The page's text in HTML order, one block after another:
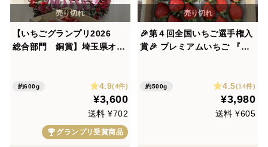
【いちごグランプリ2026
総合部門 銅賞】埼玉県オリ
約600g 4.9(4件)
¥3,600
送料 ¥702
グランプリ受賞商品
🎉第４回全国いちご選手権入
賞🎉 プレミアムいちご 『べ
比べセット 6粒、8粒、9粒、
11粒、15粒のいずれか 250g
約500g 4.5(14件)
¥3,980
送料 ¥605